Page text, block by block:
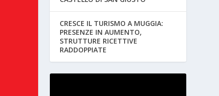
CRESCE IL TURISMO A MUGGIA:
PRESENZE IN AUMENTO,
STRUTTURE RICETTIVE
RADDOPPIATE